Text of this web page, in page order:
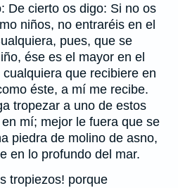
De cierto os digo: Si no os
niños, no entraréis en el
pues, que se
ése es el mayor en el
cualquiera que recibiere en
éste, a mí me recibe.
tropezar a uno de estos
mí; mejor le fuera que se
piedra de molino de asno,
en lo profundo del mar.
tropiezos! porque